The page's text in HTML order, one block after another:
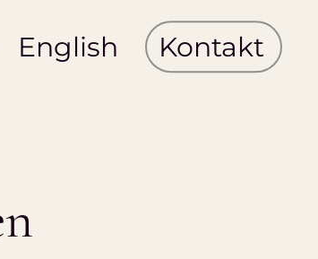
English Kontakt